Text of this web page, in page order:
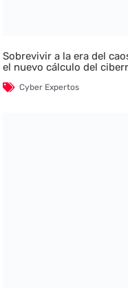
Sobrevivir a la era del
el nuevo cálculo del
Cyber Expertos